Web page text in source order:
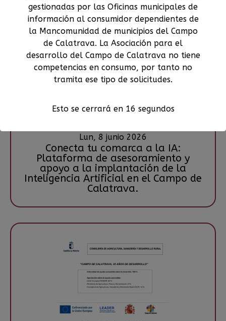
Otros anuncios
Lun, 8 junio 2026
Conecta tu comarca a la IA:
Plataforma de asesoramiento y
apoyo a la implantación de la
Inteligencia Artificial en el Campo de
Calatrava.
gestionadas por las Oficinas municipales de
información al consumidor dependientes de
la Mancomunidad de municipios del Campo
de Calatrava. La Asociación para el
desarrollo del Campo de Calatrava no tiene
competencias en consumo, por tanto no
tramita ese tipo de solicitudes.
Esto se cerrará en 16 segundos